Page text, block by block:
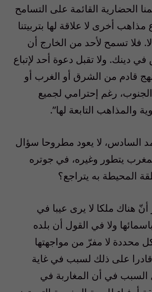
الحضارية القائمة على التسامح
مذاهب أخرى لا علاقة لها بتربيتنا
لا. فلا تسمح لأحد من الخارج أن
دينك. ولا تقبل دعوة أحد لإتباع
قادم من الشرق أو الغرب أو
رغم إحترامي لجميع
والمذاهب التابعة لها”.
السادس، لا يعود مطروحا سؤال
يتطور وغيره، في جوتره
المحيطة به يتراجع؟
هناك ملكا لا يرى عيبا في
ولا في القول أن بلده
محددة لا مفرّ من مواجهتها
قادرا على ذلك لسبب في غاية
السبب في أن المغاربة في